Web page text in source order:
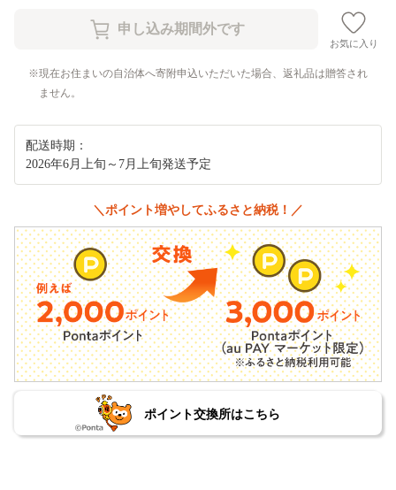
お気に入り
現在お住まいの自治体へ寄附申込いただいた場合、返礼品は贈答され
ません。
配送時期：
2026年6月上旬～7月上旬発送予定
＼ポイント増やしてふるさと納税！／
ポイント交換所はこちら